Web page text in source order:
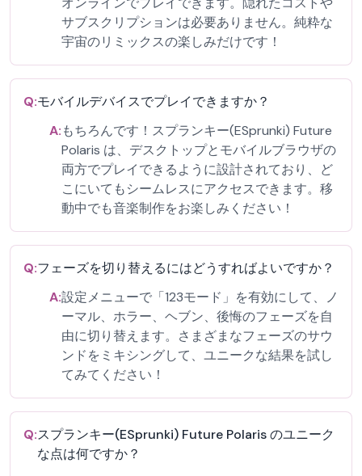
サブスクリプションは必要ありません。純粋な
宇宙のリミックスの楽しみだけです！
Q:モバイルデバイスでプレイできますか？
A:もちろんです！スプランキー(ESprunki) Future
Polaris は、デスクトップとモバイルブラウザの
両方でプレイできるように設計されており、ど
こにいてもシームレスにアクセスできます。移
動中でも音楽制作をお楽しみください！
Q:フェーズを切り替えるにはどうすればよいですか？
A:設定メニューで「123モード」を有効にして、ノ
ーマル、ホラー、ヘブン、後悔のフェーズを自
由に切り替えます。さまざまなフェーズのサウ
ンドをミキシングして、ユニークな結果を試し
てみてください！
Q:スプランキー(ESprunki) Future Polaris のユニーク
な点は何ですか？